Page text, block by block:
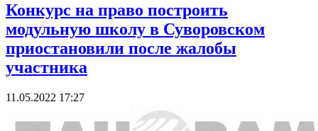
Конкурс на право построить
модульную школу в Суворовском
приостановили после жалобы
участника
11.05.2022 17:27